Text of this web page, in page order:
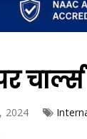
2024